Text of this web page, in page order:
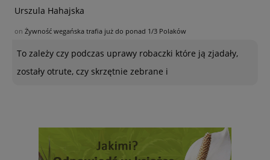
Urszula Hahajska
on Żywność wegańska trafia już do ponad 1/3 Polaków
To zależy czy podczas uprawy robaczki które ją zjadały,
zostały otrute, czy skrzętnie zebrane i